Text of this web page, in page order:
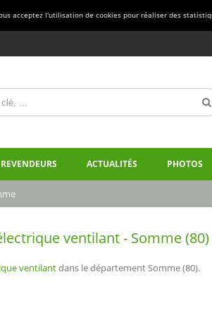
acceptez l'utilisation de cookies pour réaliser des
REVENDEURS ACTUALITÉS PHOTOS
ventilant - Somme (80)
ventilantdans le département Somme (80).